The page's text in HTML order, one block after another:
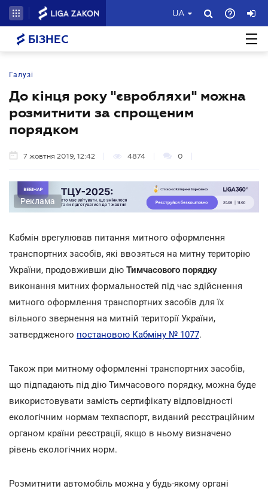
UA
БІЗНЕС
Галузі
До кінця року "євробляхи" можна
розмитнити за спрощеним
порядком
7 жовтня 2019, 12:42 4874 0
Реклама
Кабмін врегулював питання митного оформлення
транспортних засобів, які ввозяться на митну територію
України, продовживши дію Тимчасового порядку
виконання митних формальностей під час здійснення
митного оформлення транспортних засобів для їх
вільного звернення на митній території України,
затвердженого постановою Кабміну № 1077.
Також при митному оформленні транспортних засобів,
що підпадають під дію Тимчасового порядку, можна буде
використовувати замість сертифікату відповідності
екологічним нормам техпаспорт, виданий реєстраційним
органом країни реєстрації, якщо в ньому визначено
рівень екологічних норм.
Розмитнити автомобіль можна у будь-якому органі